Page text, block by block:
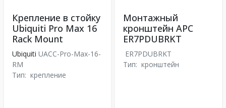
Крепление в стойку
Ubiquiti Pro Max 16
Rack Mount
Ubiquiti UACC-Pro-Max-16-
RM
Тип: крепление
Монтажный
кронштейн APC
ER7PDUBRKT
ER7PDUBRKT
Тип: кронштейн